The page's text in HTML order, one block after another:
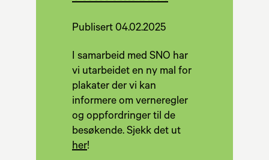
Publisert 04.02.2025
I samarbeid med SNO har
vi utarbeidet en ny mal for
plakater der vi kan
informere om verneregler
og oppfordringer til de
besøkende. Sjekk det ut
her!